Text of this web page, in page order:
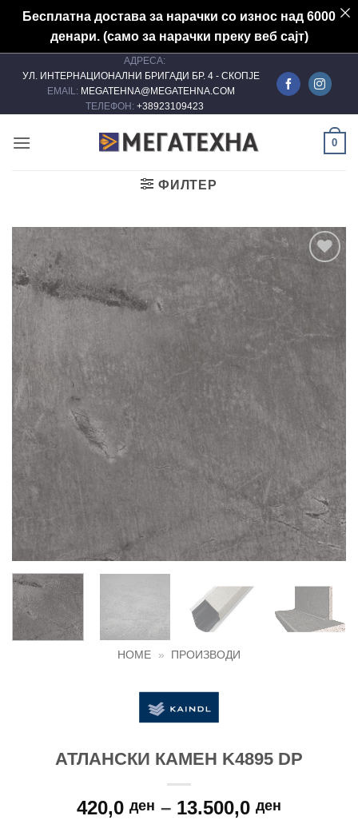
Бесплатна достава за нарачки со износ над 6000
денари. (само за нарачки преку веб сајт)
АДРЕСА:
УЛ. ИНТЕРНАЦИОНАЛНИ БРИГАДИ БР. 4 - СКОПЈЕ
EMAIL: MEGATEHNA@MEGATEHNA.COM
ТЕЛЕФОН: +38923109423
0
ФИЛТЕР
HOME » ПРОИЗВОДИ
АТЛАНСКИ КАМЕН K4895 DP
420,0 ден – 13.500,0 ден